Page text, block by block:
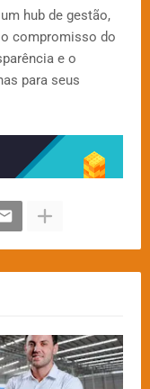
hub de gestão,
compromisso do
e o
para seus